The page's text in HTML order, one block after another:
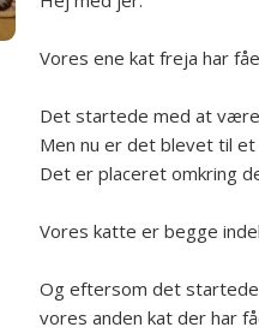
Vores ene kat freja har
Det startede med at være
Men nu er det blevet til et
Det er placeret omkring
Vores katte er begge
Og eftersom det
vores anden kat der har